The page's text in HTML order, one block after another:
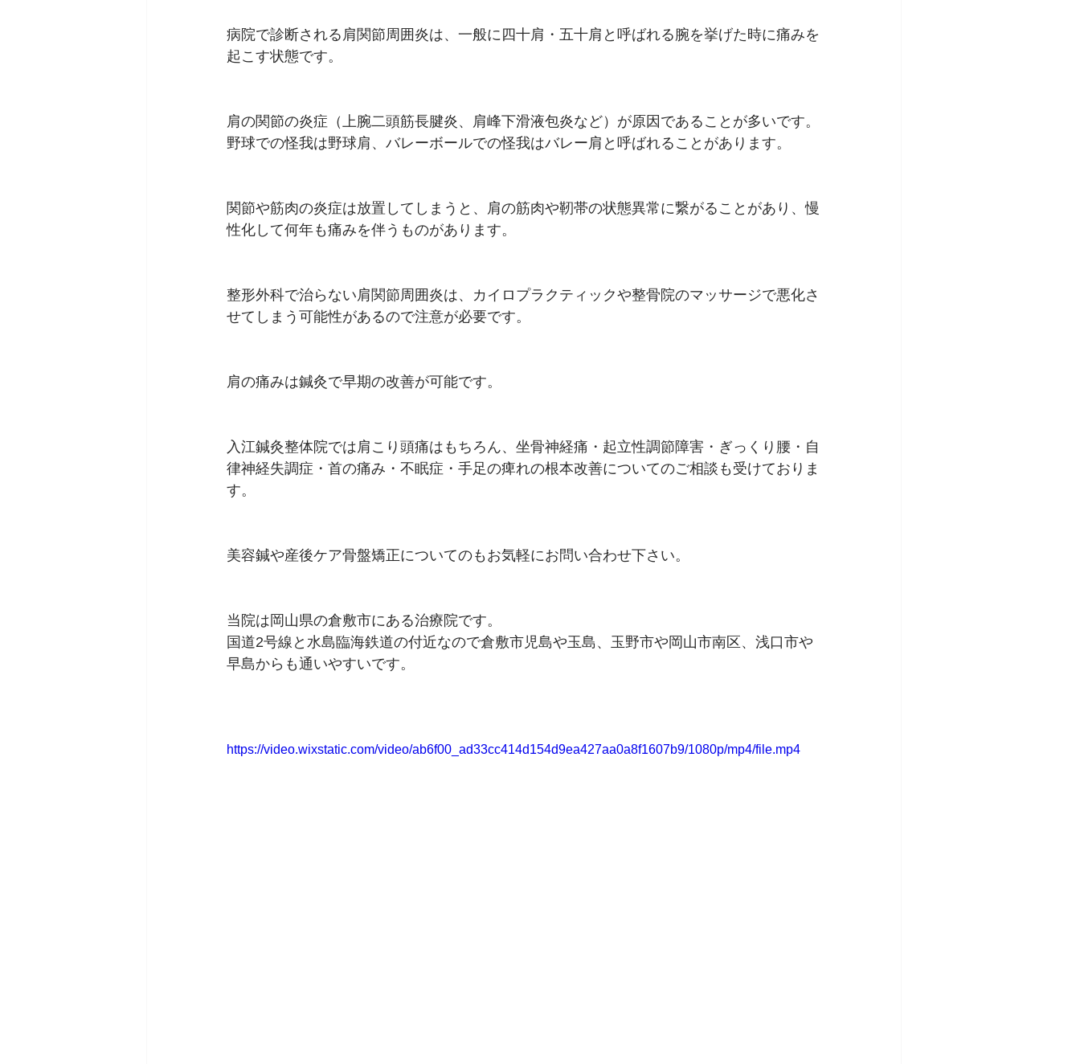
病院で診断される肩関節周囲炎は、一般に四十肩・五十肩と呼ばれる腕を挙げた時に痛みを
起こす状態です。
肩の関節の炎症（上腕二頭筋長腱炎、肩峰下滑液包炎など）が原因であることが多いです。
野球での怪我は野球肩、バレーボールでの怪我はバレー肩と呼ばれることがあります。
関節や筋肉の炎症は放置してしまうと、肩の筋肉や靭帯の状態異常に繋がることがあり、慢
性化して何年も痛みを伴うものがあります。
整形外科で治らない肩関節周囲炎は、カイロプラクティックや整骨院のマッサージで悪化さ
せてしまう可能性があるので注意が必要です。
肩の痛みは鍼灸で早期の改善が可能です。
入江鍼灸整体院では肩こり頭痛はもちろん、坐骨神経痛・起立性調節障害・ぎっくり腰・自
律神経失調症・首の痛み・不眠症・手足の痺れの根本改善についてのご相談も受けておりま
す。
美容鍼や産後ケア骨盤矯正についてのもお気軽にお問い合わせ下さい。
当院は岡山県の倉敷市にある治療院です。
国道2号線と水島臨海鉄道の付近なので倉敷市児島や玉島、玉野市や岡山市南区、浅口市や
早島からも通いやすいです。
https://video.wixstatic.com/video/ab6f00_ad33cc414d154d9ea427aa0a8f1607b9/1080p/mp4/file.mp4